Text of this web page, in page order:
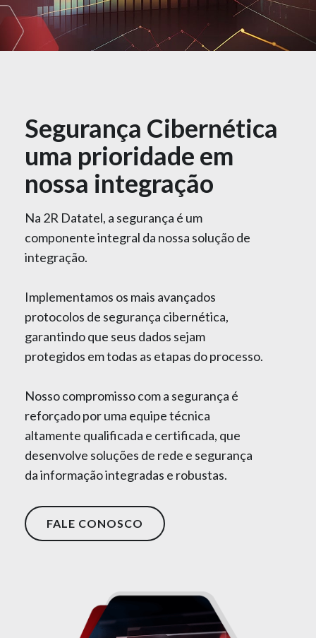
Segurança Cibernética
uma prioridade em
nossa integração
Na 2R Datatel, a segurança é um
componente integral da nossa solução de
integração.
Implementamos os mais avançados
protocolos de segurança cibernética,
garantindo que seus dados sejam
protegidos em todas as etapas do processo.
Nosso compromisso com a segurança é
reforçado por uma equipe técnica
altamente qualificada e certificada, que
desenvolve soluções de rede e segurança
da informação integradas e robustas.
FALE CONOSCO